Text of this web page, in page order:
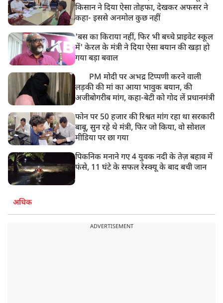
8:19 AM
PM मोदी आज IIT दिल्ली के दीक्षांत समारोह में शामिल होंगे
किसान ने दिया ऐसा तोहफा, देखकर अफसर ने
कहा- इससे अनमोल कुछ नहीं
'बस का किराया नहीं, फिर भी बच्चे प्राइवेट स्कूल
में' केरल के मंत्री ने दिया ऐसा बयान की खड़ा हो
गया बड़ा बवाल
PM मोदी पर अभद्र टिप्पणी करने वाली
लड़की की मां का आया भावुक बयान, की
अजीबोगरीब मांग, कहा-बेटी को गोद लें प्रधानमंत्री
फोन पर 50 हजार की रिश्वत मांग रहा था सरकारी
बाबू, सुन रहे थे मंत्री, फिर जो किया, वो सोशल
मीडिया पर छा गया
पिकनिक मनाने गए 4 युवक नदी के तेज़ बहाव में
फंसे, 11 घंटे के सफल रेस्क्यू के बाद बची जान
अधिक
ADVERTISEMENT